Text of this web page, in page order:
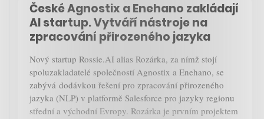
České Agnostix a Enehano zakládají
AI startup. Vytváří nástroje na
zpracování přirozeného jazyka
Nový startup Rossie.AI alias Rozárka, za nímž stojí
spoluzakladatelé společností Agnostix a Enehano, se
zabývá dodávkou řešení pro zpracování přirozeného
jazyka (NLP) v platformě Salesforce pro jazyky regionu
střední a východní Evropy. Rozárka je prvním projektem